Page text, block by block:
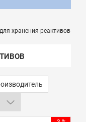
хранения реактивов